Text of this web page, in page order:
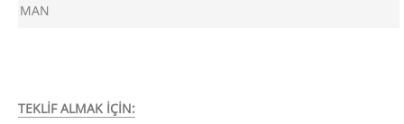
MAN
TEKLİF ALMAK İÇİN: